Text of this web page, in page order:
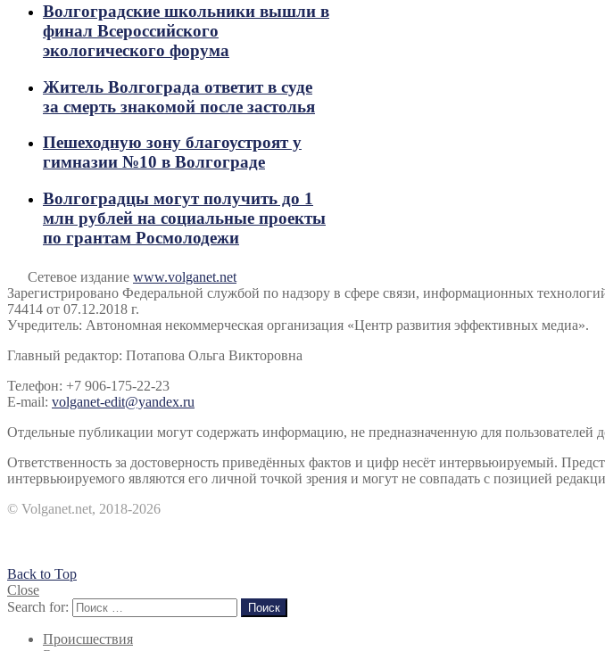
Волгоградские школьники вышли в
финал Всероссийского
экологического форума
Житель Волгограда ответит в суде
за смерть знакомой после застолья
Пешеходную зону благоустроят у
гимназии №10 в Волгограде
Волгоградцы могут получить до 1
млн рублей на социальные проекты
по грантам Росмолодежи
Сетевое издание www.volganet.net
Зарегистрировано Федеральной службой по надзору в сфере связи, информационных
74414 от 07.12.2018 г.
Учредитель: Автономная некоммерческая организация «Центр развития эффективных медиа».
Главный редактор: Потапова Ольга Викторовна
Телефон: +7 906-175-22-23
E-mail: volganet-edit@yandex.ru
Отдельные публикации могут содержать информацию, не предназначенную для пользователей
Ответственность за достоверность приведённых фактов и цифр несёт интервьюируемый.
интервьюируемого являются его личной точкой зрения и могут не совпадать с позицией
© Volganet.net, 2018-2026
Back to Top
Close
Search for:
Поиск
Происшествия